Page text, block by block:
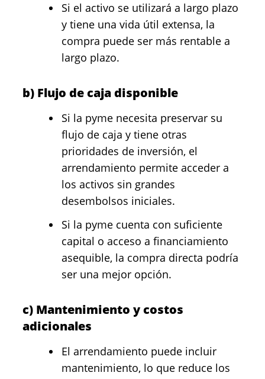
Si el activo se utilizará a largo plazo
y tiene una vida útil extensa, la
compra puede ser más rentable a
largo plazo.
b) Flujo de caja disponible
Si la pyme necesita preservar su
flujo de caja y tiene otras
prioridades de inversión, el
arrendamiento permite acceder a
los activos sin grandes
desembolsos iniciales.
Si la pyme cuenta con suficiente
capital o acceso a financiamiento
asequible, la compra directa podría
ser una mejor opción.
c) Mantenimiento y costos
adicionales
El arrendamiento puede incluir
mantenimiento, lo que reduce los